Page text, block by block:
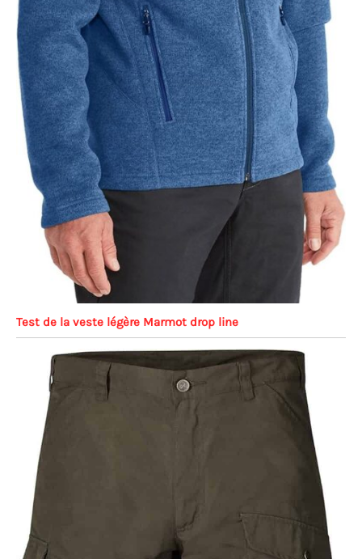
Test de la veste légère Marmot drop line